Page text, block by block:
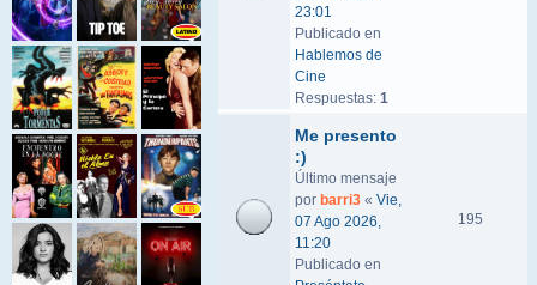
23:01
Publicado en
Hablemos de
Cine
Respuestas: 1
Me presento
:)
Último mensaje
por barri3 « Vie,
07 Ago 2026,
11:20
Publicado en
195